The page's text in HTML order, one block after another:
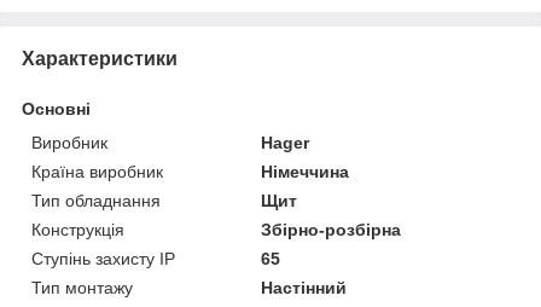
Характеристики
Основні
Виробник
Hager
Країна виробник
Німеччина
Тип обладнання
Щит
Конструкція
Збірно-розбірна
Ступінь захисту IP
65
Тип монтажу
Настінний